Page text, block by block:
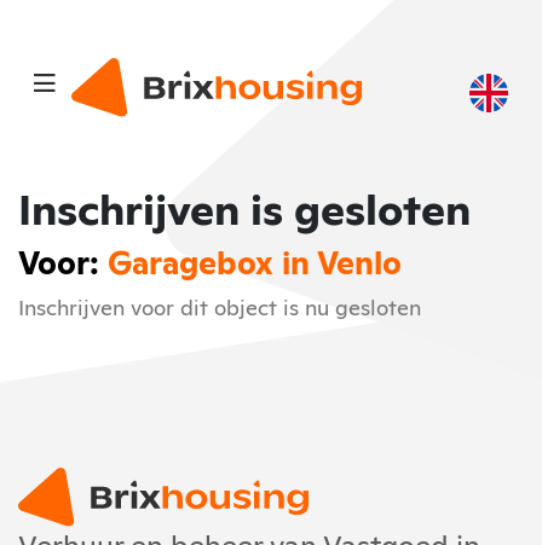
Inschrijven is gesloten
Voor: Garagebox in Venlo
Inschrijven voor dit object is nu gesloten